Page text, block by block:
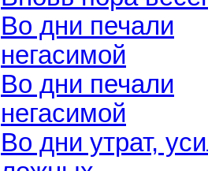
Во дни печали
негасимой
Во дни печали
негасимой
Во дни утрат,